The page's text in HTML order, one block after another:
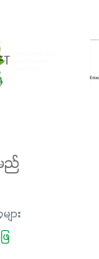
ည်
ား